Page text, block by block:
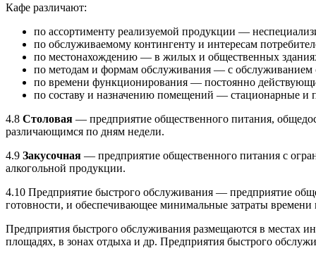
Кафе различают:
по ассортименту реализуемой продукции —
по обслуживаемому контингенту и интересам
по местонахождению — в жилых и общественных
по методам и формам обслуживания — с
по времени функционирования — постоянно
по составу и назначению помещений — стационарные и
4.8 Столовая — предприятие общественного питания,
различающимся по дням недели.
4.9 Закусочная — предприятие общественного питания с
алкогольной продукции.
4.10 Предприятие быстрого обслуживания — предприятие
готовности, и обеспечивающее минимальные затраты времени
Предприятия быстрого обслуживания размещаются в местах
площадях, в зонах отдыха и др. Предприятия быстрого